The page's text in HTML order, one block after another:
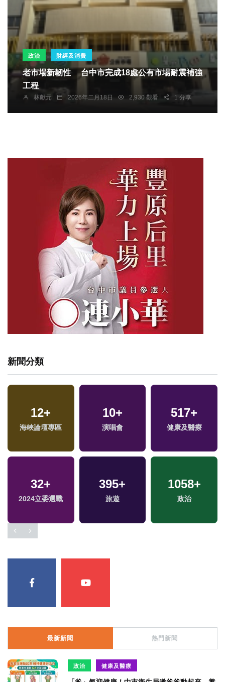
政治 財經及消費
老市場新韌性 台中市完成18處公有市場耐震補強
工程
林獻元 2026年二月18日 2,930 觀看 1 分享
新聞分類
12+
海峽論壇專區
10+
演唱會
517+
健康及醫療
32+
2024立委選戰
395+
旅遊
1058+
政治
最新新聞 熱門新聞
政治 健康及醫療